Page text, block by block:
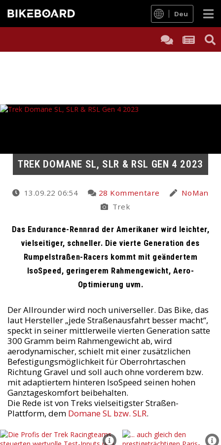
Deu
TREK DOMANE SL, SLR & RSL GEN 4 2023
13.09.22 06:54 28 Kommentare
NoMan
Trek
Das Endurance-Rennrad der Amerikaner wird leichter,
vielseitiger, schneller. Die vierte Generation des
Rumpelstraßen-Racers kommt mit geändertem
IsoSpeed, geringerem Rahmengewicht, Aero-
Optimierung uvm.
Der Allrounder wird noch universeller. Das Bike, das
laut Hersteller „jede Straßenausfahrt besser macht“,
speckt in seiner mittlerweile vierten Generation satte
300 Gramm beim Rahmengewicht ab, wird
aerodynamischer, schielt mit einer zusätzlichen
Befestigungsmöglichkeit für Oberrohrtaschen
Richtung Gravel und soll auch ohne vorderem bzw.
mit adaptiertem hinteren IsoSpeed seinen hohen
Ganztageskomfort beibehalten.
Die Rede ist von Treks vielseitigster Straßen-
Plattform, dem Domane SL bzw. SLR.